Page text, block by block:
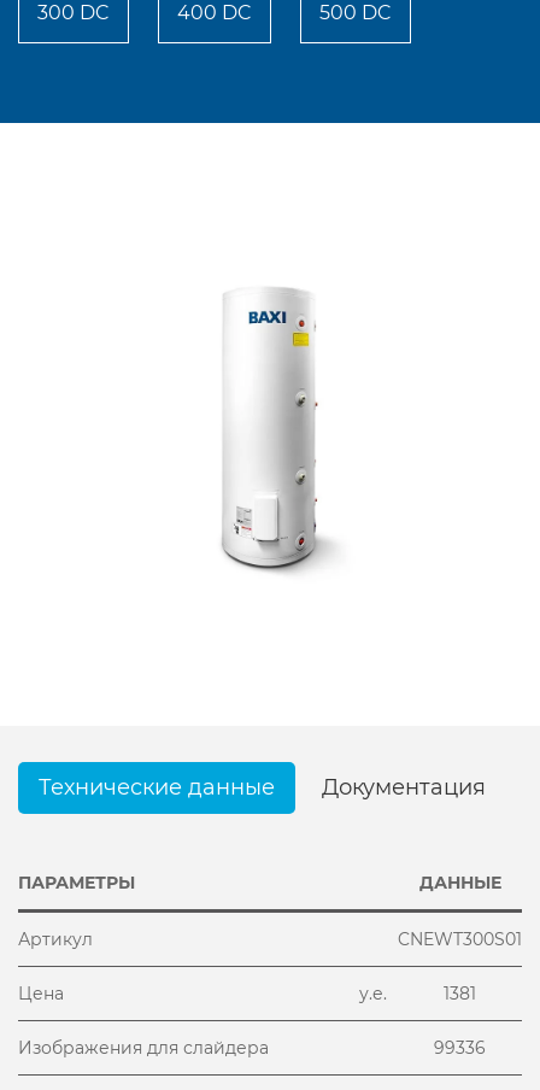
300 DC 400 DC 500 DC
Технические данные Документация
ПАРАМЕТРЫ ДАННЫЕ
Артикул CNEWT300S01
Цена у.е. 1381
Изображения для слайдера 99336